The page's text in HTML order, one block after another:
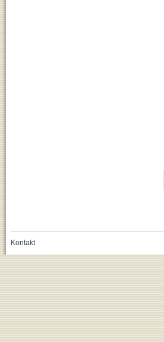
Kontakt